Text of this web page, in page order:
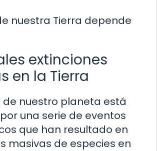
nuestra Tierra depende
extinciones
en la Tierra
de nuestro planeta está
una serie de eventos
que han resultado en
masivas de especies en